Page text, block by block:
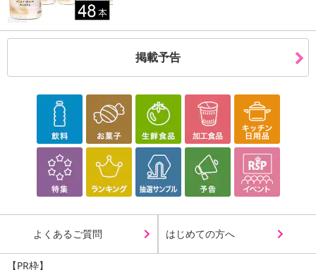
了することがございます。ご了承いただいたうえでお申し込みくだ
さい。
■その他共通および商品カテゴリー別注意事項（※必ずご確認くだ
掲載予告
よくあるご質問 はじめての方へ
【PR枠】